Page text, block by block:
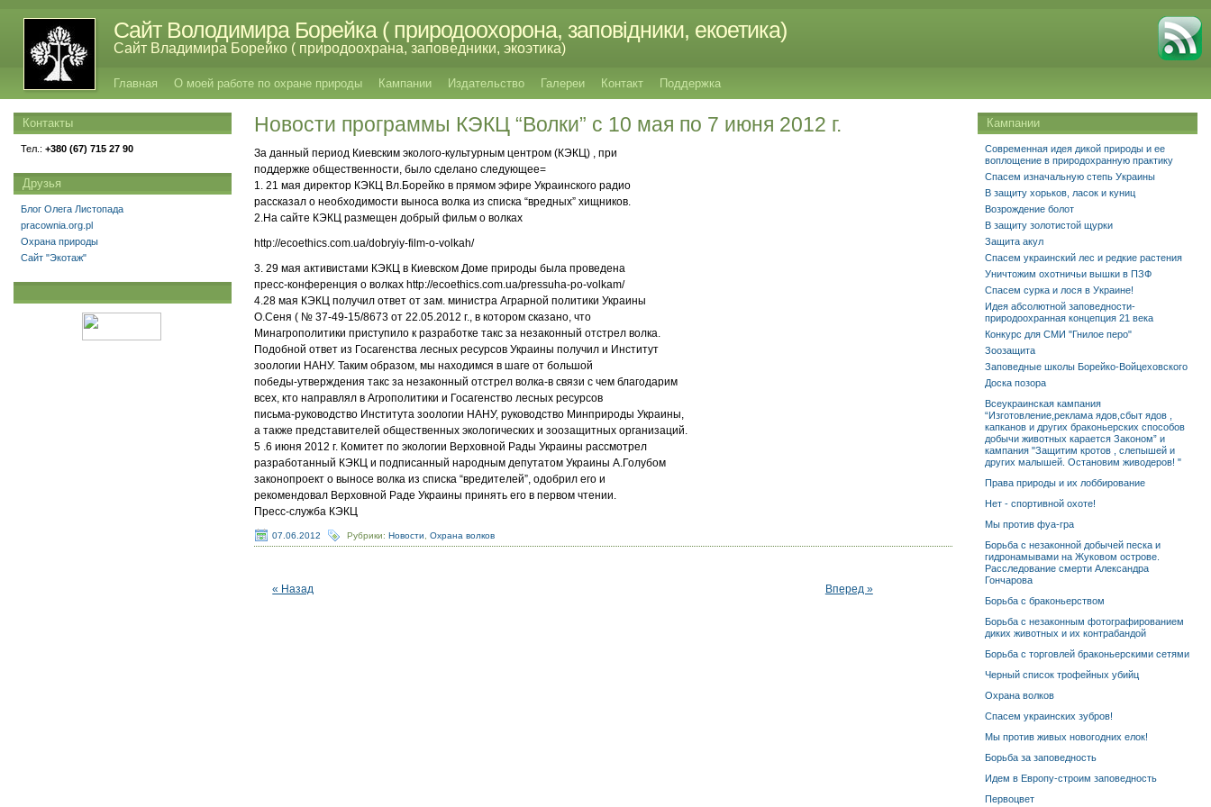
Сайт Володимира Борейка ( природоохорона, заповідники, екоетика)
Сайт Владимира Борейко ( природоохрана, заповедники, экоэтика)
Главная О моей работе по охране природы Кампании Издательство Галереи Контакт Поддержка
Новости программы КЭКЦ “Волки” с 10 мая по 7 июня 2012 г.
За данный период Киевским эколого-культурным центром (КЭКЦ) , при
поддержке общественности, было сделано следующее=
1. 21 мая директор КЭКЦ Вл.Борейко в прямом эфире Украинского радио
рассказал о необходимости выноса волка из списка “вредных” хищников.
2.На сайте КЭКЦ размещен добрый фильм о волках
http://ecoethics.com.ua/dobryiy-film-o-volkah/
3. 29 мая активистами КЭКЦ в Киевском Доме природы была проведена
пресс-конференция о волках http://ecoethics.com.ua/pressuha-po-volkam/
4.28 мая КЭКЦ получил ответ от зам. министра Аграрной политики Украины
О.Сеня ( № 37-49-15/8673 от 22.05.2012 г., в котором сказано, что
Минагрополитики приступило к разработке такс за незаконный отстрел волка.
Подобной ответ из Госагенства лесных ресурсов Украины получил и Институт
зоологии НАНУ. Таким образом, мы находимся в шаге от большой
победы-утверждения такс за незаконный отстрел волка-в связи с чем благодарим
всех, кто направлял в Агрополитики и Госагенство лесных ресурсов
письма-руководство Института зоологии НАНУ, руководство Минприроды Украины,
а также представителей общественных экологических и зоозащитных организаций.
5 .6 июня 2012 г. Комитет по экологии Верховной Рады Украины рассмотрел
разработанный КЭКЦ и подписанный народным депутатом Украины А.Голубом
законопроект о выносе волка из списка “вредителей”, одобрил его и
рекомендовал Верховной Раде Украины принять его в первом чтении.
Пресс-служба КЭКЦ
07.06.2012 Рубрики:Новости ,Охрана волков
« Назад Вперед »
Кампании
Современная идея дикой природы и ее
воплощение в природохранную практику
Спасем изначальную степь Украины
В защиту хорьков, ласок и куниц
Возрождение болот
В защиту золотистой щурки
Защита акул
Спасем украинский лес и редкие растения
Уничтожим охотничьи вышки в ПЗФ
Спасем сурка и лося в Украине!
Идея абсолютной заповедности-
природоохранная концепция 21 века
Конкурс для СМИ "Гнилое перо"
Зоозащита
Заповедные школы Борейко-Войцеховского
Доска позора
Всеукраинская кампания
“Изготовление,реклама ядов,сбыт ядов ,
капканов и других браконьерских способов
добычи животных карается Законом” и
кампания "Защитим кротов , слепышей и
других малышей. Остановим живодеров! "
Права природы и их лоббирование
Нет - спортивной охоте!
Мы против фуа-гра
Борьба с незаконной добычей песка и
гидронамывами на Жуковом острове.
Расследование смерти Александра
Гончарова
Борьба с браконьерством
Борьба с незаконным фотографированием
диких животных и их контрабандой
Борьба с торговлей браконьерскими сетями
Черный список трофейных убийц
Охрана волков
Спасем украинских зубров!
Мы против живых новогодних елок!
Борьба за заповедность
Идем в Европу-строим заповедность
Первоцвет
Контакты
Тел.: +380 (67) 715 27 90
Друзья
Блог Олега Листопада
pracownia.org.pl
Охрана природы
Сайт "Экотаж"